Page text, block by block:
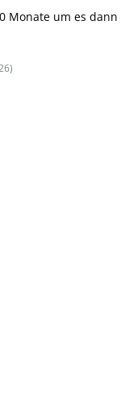
Monate um es dann
)